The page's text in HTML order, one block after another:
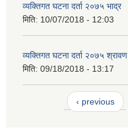
व्यक्तिगत घटना दर्ता २०७५ भाद्र
मिति: 10/07/2018 - 12:03
व्यक्तिगत घटना दर्ता २०७५ श्रावण
मिति: 09/18/2018 - 13:17
‹ previous